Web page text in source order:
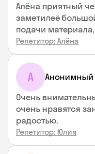
Алёна приятный
заметилеё
подачи
Репетитор: Алёна
А Анонимный
Очень
очень нравятся
радостью.
Репетитор: Юлия